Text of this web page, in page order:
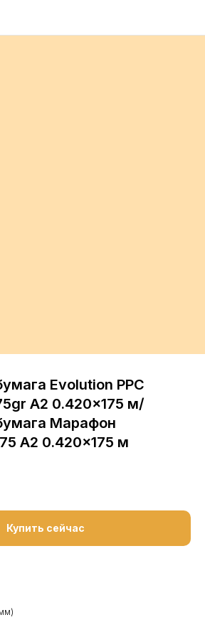
Evolution PPC
A2 0.420x175 м/
Марафон
A2 0.420x175 м
Купить сейчас